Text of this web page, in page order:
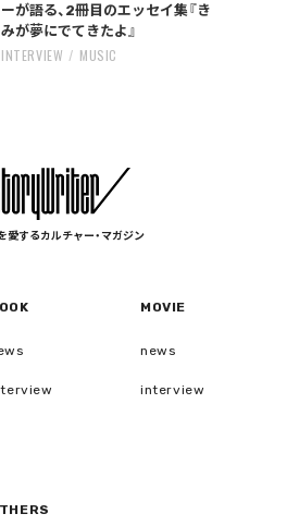
ーが語る、2冊目のエッセイ集『き
みが夢にでてきたよ』
INTERVIEW MUSIC
愛するカルチャー・マガジン
MOVIE
news
interview